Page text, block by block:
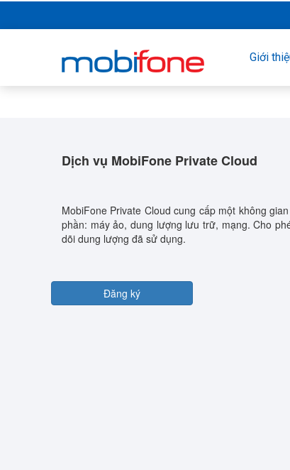
Giới
Dịch vụ MobiFone Private Cloud
MobiFone Private Cloud cung cấp một không
phần: máy ảo, dung lượng lưu trữ, mạng. Cho
dõi dung lượng đã sử dụng.
Đăng ký